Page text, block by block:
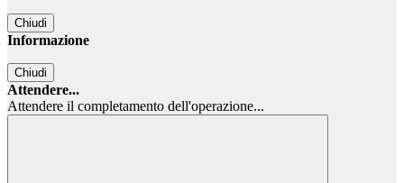
Chiudi
Informazione
Chiudi
Attendere...
Attendere il completamento dell'operazione...